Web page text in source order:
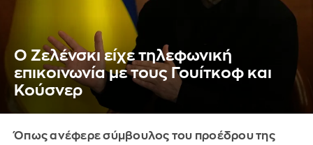
Ο Ζελένσκι είχε τηλεφωνική
επικοινωνία με τους Γουίτκοφ και
Κούσνερ
Όπως ανέφερε σύμβουλος του προέδρου της